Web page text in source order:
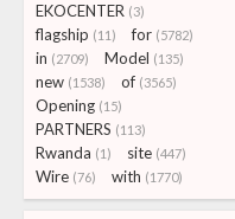
EKOCENTER (3)
flagship (11) for (5782)
in (2709) Model (135)
new (1538) of (3565)
Opening (15)
PARTNERS (113)
Rwanda (1) site (447)
Wire (76) with (1770)